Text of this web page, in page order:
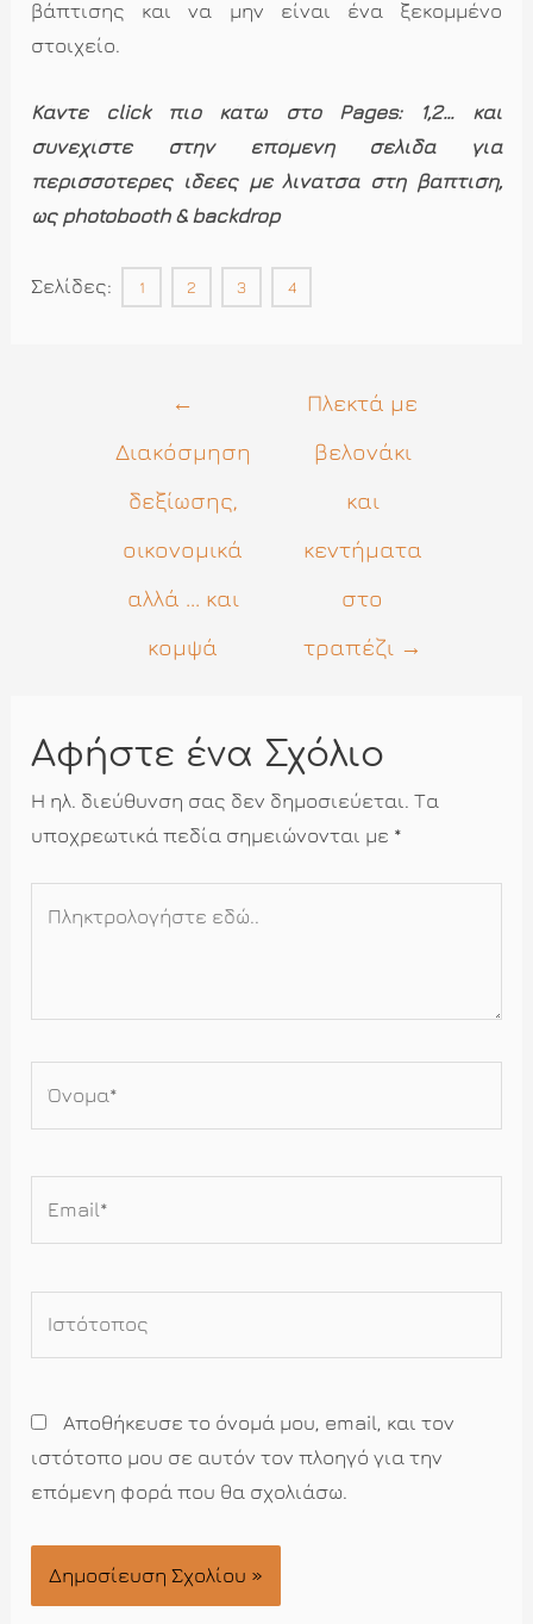
βάπτισης και να μην είναι ένα ξεκομμένο
στοιχείο.
Κάντε click πιο κάτω στο Pages: 1,2… και
συνεχίστε στην επόμενη σελίδα για
περισσότερες ιδέες με λινάτσα στη βάπτιση,
ως photobooth & backdrop
Σελίδες: 1 2 3 4
←
Διακόσμηση
δεξίωσης,
οικονομικά
αλλά ... και
κομψά
Πλεκτά με
βελονάκι
και
κεντήματα
στο
τραπέζι →
Αφήστε ένα Σχόλιο
Η ηλ. διεύθυνση σας δεν δημοσιεύεται. Τα
υποχρεωτικά πεδία σημειώνονται με *
Αποθήκευσε το όνομά μου, email, και τον
ιστότοπο μου σε αυτόν τον πλοηγό για την
επόμενη φορά που θα σχολιάσω.